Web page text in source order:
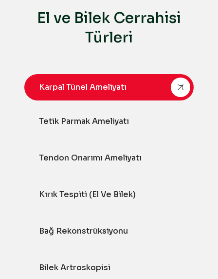
El ve Bilek Cerrahisi
Türleri
Karpal Tünel Ameliyatı
Tetik Parmak Ameliyatı
Tendon Onarımı Ameliyatı
Kırık Tespiti (El Ve Bilek)
Bağ Rekonstrüksiyonu
Bilek Artroskopisi